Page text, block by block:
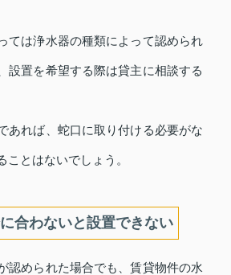
ては浄水器の種類によって認められ
設置を希望する際は貸主に相談する
あれば、蛇口に取り付ける必要がな
ことはないでしょう。
合わないと設置できない
認められた場合でも、賃貸物件の水